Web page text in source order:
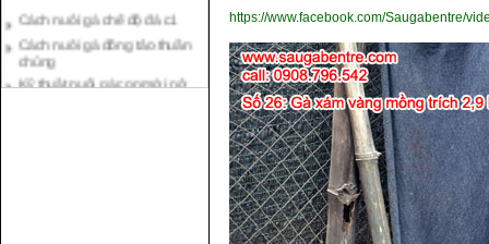
Cách nuôi gà đông tảo thuần
chủng
Kỹ thuật nuôi gà con mới nở
Hướng dẫn nuôi gà đá
https://www.facebook.com/Saugabentre/